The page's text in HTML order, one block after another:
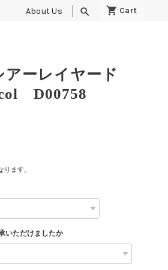
About Us search
ーレイヤード
D00758
ます。
いただけましたか